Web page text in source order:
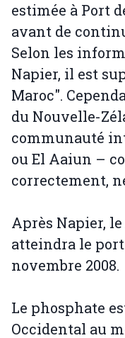
estimée à Port
avant de
Selon les
Napier, il est
Maroc".
du Nouvelle-
communauté
ou El Aaiun –
correctement,
Après Napier,
atteindra le
novembre 2008.
Le phosphate
Occidental au